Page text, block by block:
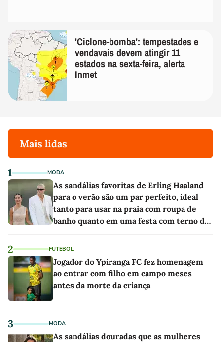
'Ciclone-bomba': tempestades e
vendavais devem atingir 11
estados na sexta-feira, alerta
Inmet
Mais lidas
1 MODA
As sandálias favoritas de Erling Haaland
para o verão são um par perfeito, ideal
tanto para usar na praia com roupa de
banho quanto em uma festa com terno de
2 FUTEBOL
Jogador do Ypiranga FC fez homenagem
ao entrar com filho em campo meses
antes da morte da criança
3 MODA
As sandálias douradas que as mulheres